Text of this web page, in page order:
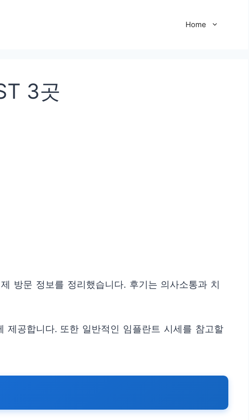
Home
3곳
방문 정보를 정리했습니다. 후기는 의사소통과 치
공합니다. 또한 일반적인 임플란트 시세를 참고할